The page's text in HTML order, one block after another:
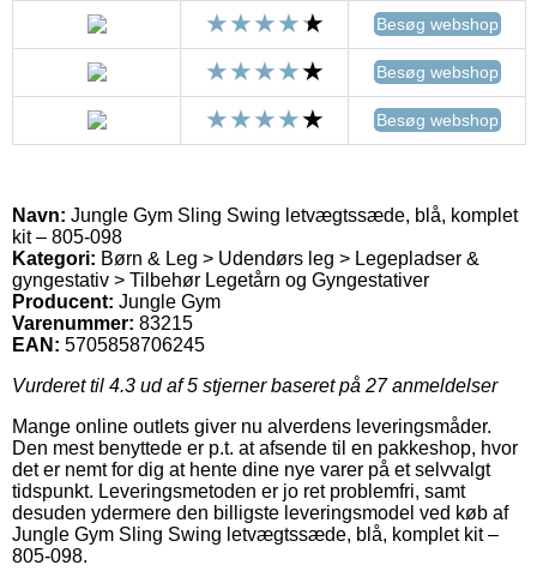
Besøg webshop
Besøg webshop
Besøg webshop
Navn: Jungle Gym Sling Swing letvægtssæde, blå, komplet
kit – 805-098
Kategori: Børn & Leg > Udendørs leg > Legepladser &
gyngestativ > Tilbehør Legetårn og Gyngestativer
Producent: Jungle Gym
Varenummer: 83215
EAN: 5705858706245
Vurderet til 4.3 ud af 5 stjerner baseret på 27anmeldelser
Mange online outlets giver nu alverdens leveringsmåder.
Den mest benyttede er p.t. at afsende til en pakkeshop, hvor
det er nemt for dig at hente dine nye varer på et selvvalgt
tidspunkt. Leveringsmetoden er jo ret problemfri, samt
desuden ydermere den billigste leveringsmodel ved køb af
Jungle Gym Sling Swing letvægtssæde, blå, komplet kit –
805-098.